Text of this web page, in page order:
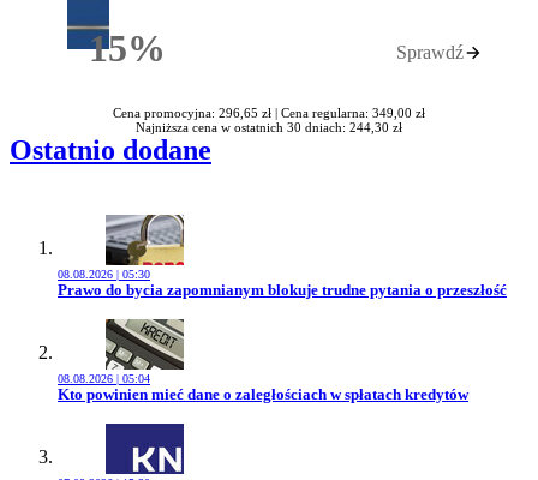
15%Rabatu Sprawdź
Cena promocyjna: 296,65 zł | Cena regularna: 349,00 zł
Najniższa cena w ostatnich 30 dniach: 244,30 zł
Ostatnio dodane
08.08.2026 | 05:30
Przejdź do artykułu:
Prawo do bycia zapomnianym blokuje trudne pytania o przeszłość
08.08.2026 | 05:04
Przejdź do artykułu:
Kto powinien mieć dane o zaległościach w spłatach kredytów